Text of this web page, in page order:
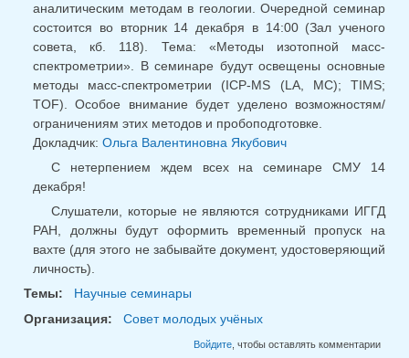
аналитическим методам в геологии. Очередной семинар
состоится во вторник 14 декабря в 14:00 (Зал ученого
совета, кб. 118). Тема: «Методы изотопной масс-
спектрометрии». В семинаре будут освещены основные
методы масс-спектрометрии (ICP-MS (LA, MC); TIMS;
TOF). Особое внимание будет уделено возможностям/
ограничениям этих методов и пробоподготовке.
Докладчик: Ольга Валентиновна Якубович
С нетерпением ждем всех на семинаре СМУ 14
декабря!
Слушатели, которые не являются сотрудниками ИГГД
РАН, должны будут оформить временный пропуск на
вахте (для этого не забывайте документ, удостоверяющий
личность).
Темы:
Научные семинары
Организация:
Совет молодых учёных
Войдите, чтобы оставлять комментарии